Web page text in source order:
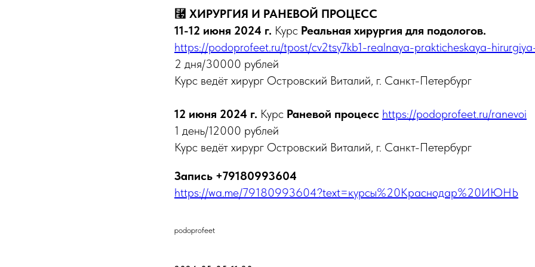
⿧ ХИРУРГИЯ И РАНЕВОЙ ПРОЦЕСС
11-12 июня 2024 г. Курс Реальная хирургия для подологов.
https://podoprofeet.ru/tpost/cv2tsy7kb1-realnaya-prakticheskaya-
2 дня/30000 рублей
Курс ведёт хирург Островский Виталий, г. Санкт-Петербург
12 июня 2024 г. Курс Раневой процесс https://podoprofeet.ru/ranevoi
1 день/12000 рублей
Курс ведёт хирург Островский Виталий, г. Санкт-Петербург
Запись +79180993604
https://wa.me/79180993604?text=курсы%20Краснодар%20ИЮНЬ
podoprofeet